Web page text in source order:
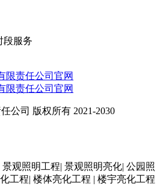
段服务
限责任公司官网
限责任公司官网
公司 版权所有 2021-2030
观照明工程| 景观照明亮化| 公园照
工程| 楼体亮化工程 | 楼宇亮化工程